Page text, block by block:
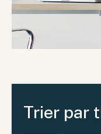
Trier par